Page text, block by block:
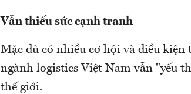
Vẫn thiếu sức cạnh tranh
Mặc dù có nhiều cơ hội và điều
ngành logistics Việt Nam vẫn "yếu
thế giới.